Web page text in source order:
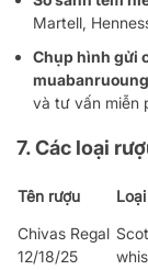
Martell,
Chụp hình gửi
và tư vấn miễn
7. Các loại
Tên rượu
Chivas Regal
12/18/25